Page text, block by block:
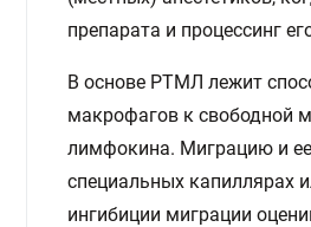
препарата и процессинг
В основе РТМЛ лежит
макрофагов к свободной
лимфокина. Миграцию и
специальных капиллярах
ингибиции миграции